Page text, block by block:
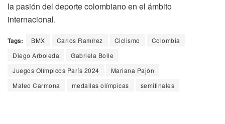
la pasión del deporte colombiano en el ámbito
internacional.
Tags: BMX Carlos Ramírez Ciclismo
Colombia
Diego Arboleda
Gabriela Bolle
Juegos Olímpicos París 2024
Mariana Pajón
Mateo Carmona
medallas olímpicas semifinales